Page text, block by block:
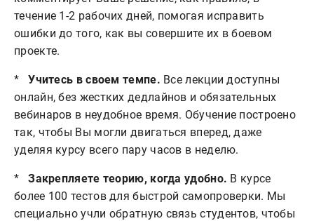
течение 1-2 рабочих дней, помогая исправить
ошибки до того, как вы совершите их в боевом
проекте.
*Учитесь в своем темпе. Все лекции доступны
онлайн, без жестких дедлайнов и обязательных
вебинаров в неудобное время. Обучение построено
так, чтобы Вы могли двигаться вперед, даже
уделяя курсу всего пару часов в неделю.
*Закрепляете теорию, когда удобно. В курсе
более 100 тестов для быстрой самопроверки. Мы
специально учли обратную связь студентов, чтобы